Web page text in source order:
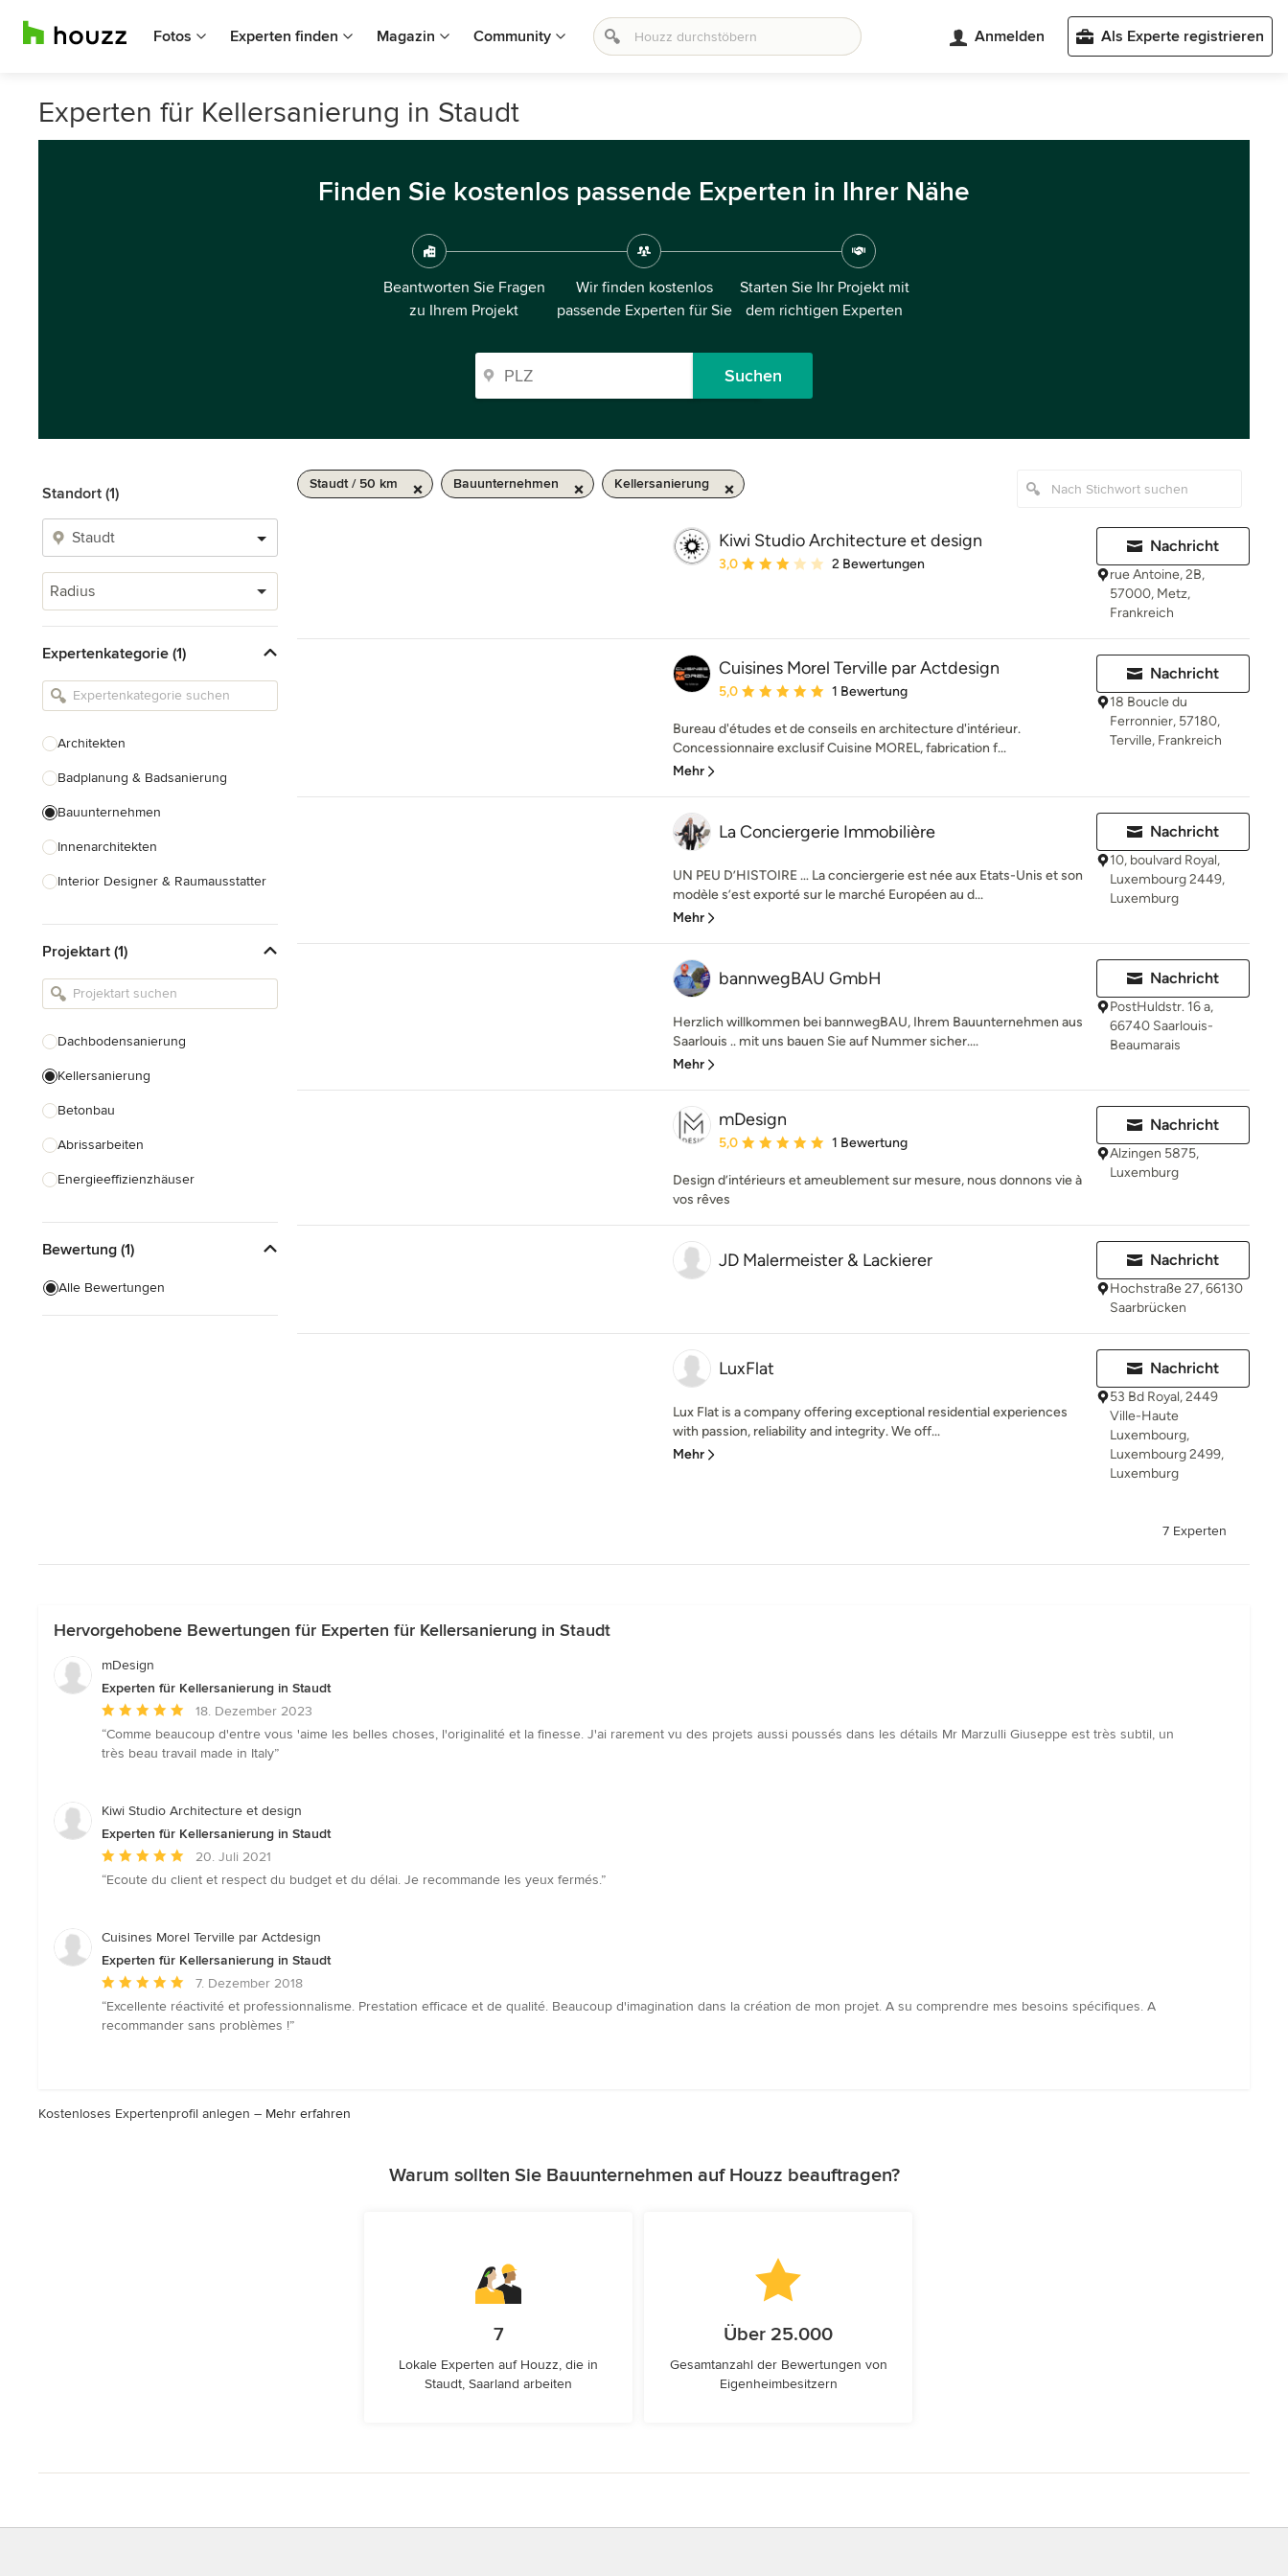
Fotos Experten finden Magazin Community Anmelden Als Experte registrieren
Experten für Kellersanierung in Staudt
Finden Sie kostenlos passende Experten in Ihrer Nähe
Beantworten Sie Fragen
zu Ihrem Projekt
Wir finden kostenlos
passende Experten für Sie
Starten Sie Ihr Projekt mit
dem richtigen Experten
Suchen
Standort (1)
Radius
Expertenkategorie (1)
Architekten
Badplanung & Badsanierung
Bauunternehmen
Innenarchitekten
Interior Designer & Raumausstatter
Landschaftsarchitekten
Armaturen & Sanitärbedarf
Projektart (1)
Dachbodensanierung
Kellersanierung
Betonbau
Abrissarbeiten
Energieeffizienzhäuser
Garagenbau
Nachhaltiges Bauen
Hausanbau
Bewertung (1)
Alle Bewertungen
Staudt / 50 km Bauunternehmen Kellersanierung
Kiwi Studio Architecture et design
Durchschnittliche Bewertung: 3 von 5 Sternen
3,0 2 Bewertungen
Nachricht
rue Antoine, 2B,
57000, Metz,
Frankreich
Cuisines Morel Terville par Actdesign
Durchschnittliche Bewertung: 5 von 5 Sternen
5,0 1 Bewertung
Bureau d'études et de conseils en architecture d'intérieur.
Concessionnaire exclusif Cuisine MOREL, fabrication f...
Mehr
Nachricht
18 Boucle du
Ferronnier, 57180,
Terville, Frankreich
La Conciergerie Immobilière
UN PEU D’HISTOIRE … La conciergerie est née aux Etats-Unis et son
modèle s’est exporté sur le marché Européen au d...
Mehr
Nachricht
10, boulvard Royal,
Luxembourg 2449,
Luxemburg
bannwegBAU GmbH
Herzlich willkommen bei bannwegBAU, Ihrem Bauunternehmen aus
Saarlouis .. mit uns bauen Sie auf Nummer sicher....
Mehr
Nachricht
PostHuldstr. 16 a,
66740 Saarlouis-
Beaumarais
mDesign
Durchschnittliche Bewertung: 5 von 5 Sternen
5,0 1 Bewertung
Design d’intérieurs et ameublement sur mesure, nous donnons vie à
vos rêves
Nachricht
Alzingen 5875,
Luxemburg
JD Malermeister & Lackierer Nachricht
Hochstraße 27, 66130
Saarbrücken
LuxFlat
Lux Flat is a company offering exceptional residential experiences
with passion, reliability and integrity. We off...
Mehr
Nachricht
53 Bd Royal, 2449
Ville-Haute
Luxembourg,
Luxembourg 2499,
Luxemburg
7 Experten
Hervorgehobene Bewertungen für Experten für Kellersanierung in Staudt
mDesign
Experten für Kellersanierung in Staudt
Durchschnittliche
Bewertung:
5
Sternen
18. Dezember 2023
“Comme beaucoup d'entre vous 'aime les belles choses, l'originalité et la finesse. J'ai rarement vu des projets aussi poussés dans les détails Mr Marzulli Giuseppe est très subtil, un
très beau travail made in Italy”
Kiwi Studio Architecture et design
Experten für Kellersanierung in Staudt
Durchschnittliche
Bewertung:
5
20. Juli 2021
“Ecoute du client et respect du budget et du délai. Je recommande les yeux fermés.”
Cuisines Morel Terville par Actdesign
Experten für Kellersanierung in Staudt
Durchschnittliche
Bewertung:
5
7. Dezember 2018
“Excellente réactivité et professionnalisme. Prestation efficace et de qualité. Beaucoup d'imagination dans la création de mon projet. A su comprendre mes besoins spécifiques. A
recommander sans problèmes !”
Kostenloses Expertenprofil anlegen – Mehr erfahren
Warum sollten Sie Bauunternehmen auf Houzz beauftragen?
7
Lokale Experten auf Houzz, die in
Staudt, Saarland arbeiten
Über 25.000
Gesamtanzahl der Bewertungen von
Eigenheimbesitzern